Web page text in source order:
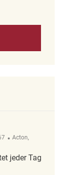
Ort
Acton,
jeder Tag